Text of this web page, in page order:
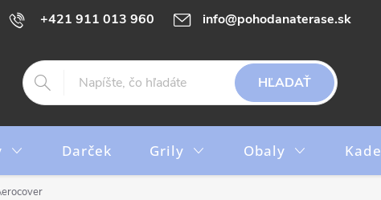
+421 911 013 960 info@pohodanaterase.sk
HĽADAŤ
Darček Grily Obaly Kade